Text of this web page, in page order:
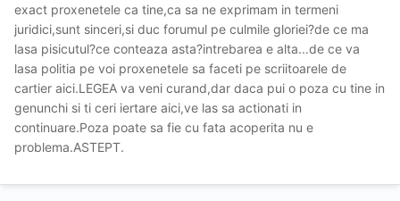
exact proxenetele ca tine,ca sa ne exprimam in termeni
juridici,sunt sinceri,si duc forumul pe culmile gloriei?de ce ma
lasa pisicutul?ce conteaza asta?intrebarea e alta...de ce va
lasa politia pe voi proxenetele sa faceti pe scriitoarele de
cartier aici.LEGEA va veni curand,dar daca pui o poza cu tine in
genunchi si ti ceri iertare aici,ve las sa actionati in
continuare.Poza poate sa fie cu fata acoperita nu e
problema.ASTEPT.